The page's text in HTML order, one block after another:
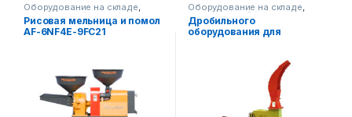
Оборудование на складе
Сельскохозяйственная
техника
Рисовая мельница и помол
AF-6NF4E-9FC21
Оборудование на складе
Сельскохозяйственная
техника
Дробильного
оборудования для